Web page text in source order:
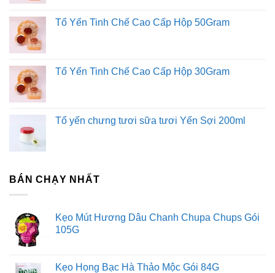
Dùng nguyên chất
Ướp lạnh trước khi uống
Thêm một ít đá giúp cảm nhận hương vị khác biệt
Thêm một ít nước giúp lan tỏa hương vị.
https://saigono2o.com/lien-he/
www.facebook.com/storesafood
https://viquehuong.xyz/phanphoiruouvang.vn
Tổ Yến Tinh Chế Cao Cấp Hộp 50Gram
Tổ Yến Tinh Chế Cao Cấp Hộp 30Gram
Tổ yến chưng tươi sữa tươi Yến Sợi 200ml
BÁN CHẠY NHẤT
Kẹo Mút Hương Dâu Chanh Chupa Chups Gói
105G
Kẹo Họng Bạc Hà Thảo Mộc Gói 84G